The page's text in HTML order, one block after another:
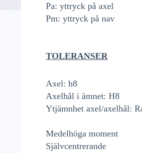
Pa: yttryck på axel
Pm: yttryck på nav
TOLERANSER
Axel: h8
Axelhål i ämnet: H8
Ytjämnhet axel/axelhål:
Medelhöga moment
Självcentrerande